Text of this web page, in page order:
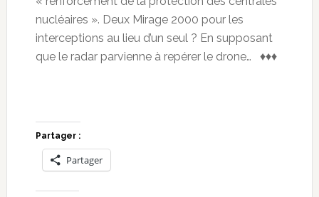
nucléaires ». Deux Mirage 2000 pour les
interceptions au lieu d’un seul ? En supposant
que le radar parvienne à repérer le drone… ♦♦♦
Partager :
Partager